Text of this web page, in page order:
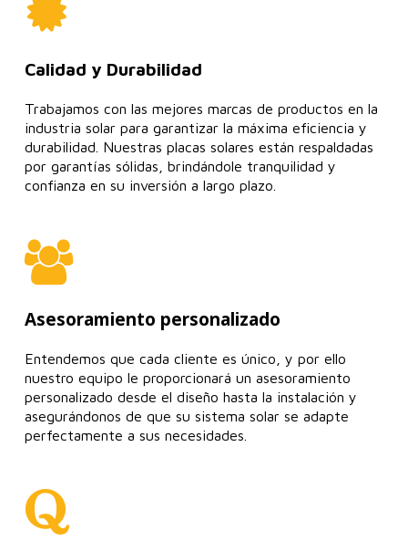
Calidad y Durabilidad
Trabajamos con las mejores marcas de productos en la
industria solar para garantizar la máxima eficiencia y
durabilidad. Nuestras placas solares están respaldadas
por garantías sólidas, brindándole tranquilidad y
confianza en su inversión a largo plazo.
Asesoramiento personalizado
Entendemos que cada cliente es único, y por ello
nuestro equipo le proporcionará un asesoramiento
personalizado desde el diseño hasta la instalación y
asegurándonos de que su sistema solar se adapte
perfectamente a sus necesidades.